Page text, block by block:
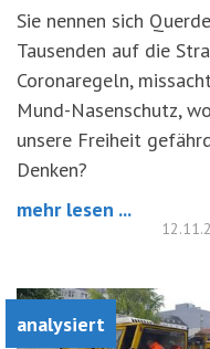
Sie nennen sich
Tausenden auf die
Coronaregeln,
Mund-Nasenschutz,
unsere Freiheit
Denken?
mehr lesen ...
analysiert